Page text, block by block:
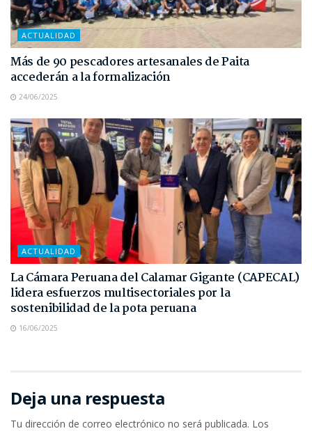
ACTUALIDAD
Más de 90 pescadores artesanales de Paita
accederán a la formalización
24/06/2025
ACTUALIDAD
La Cámara Peruana del Calamar Gigante (CAPECAL)
lidera esfuerzos multisectoriales por la
sostenibilidad de la pota peruana
16/06/2025
Deja una respuesta
Tu dirección de correo electrónico no será publicada. Los